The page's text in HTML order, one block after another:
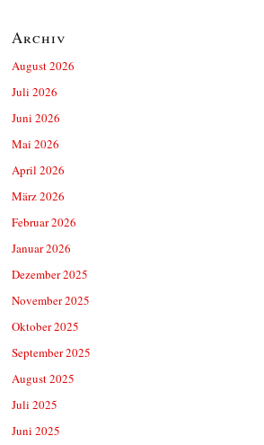
Archiv
August 2026
Juli 2026
Juni 2026
Mai 2026
April 2026
März 2026
Februar 2026
Januar 2026
Dezember 2025
November 2025
Oktober 2025
September 2025
August 2025
Juli 2025
Juni 2025